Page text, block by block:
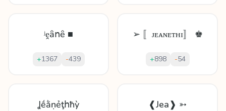
ʲḙȃոȇ ■
+1367 -439
➢ 〚ᴊᴇᴀɴᴇᴛʜɪ〛 ♚
+898 -54
Ʝḗằṇẻţհħỳ ❰Jea❱ ➳